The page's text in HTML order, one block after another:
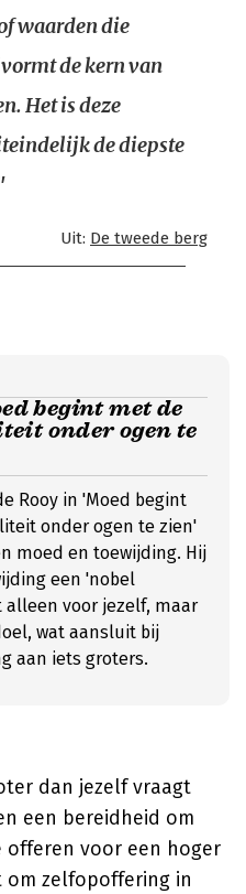
waarden die
de kern van
Het is deze
de diepste
Uit: De tweede berg
begint met de
onder ogen te
Rooy in 'Moed begint
onder ogen te zien'
moed en toewijding. Hij
een 'nobel
voor jezelf, maar
wat aansluit bij
aan iets groters.
dan jezelf vraagt
een bereidheid om
voor een hoger
zelfopoffering in